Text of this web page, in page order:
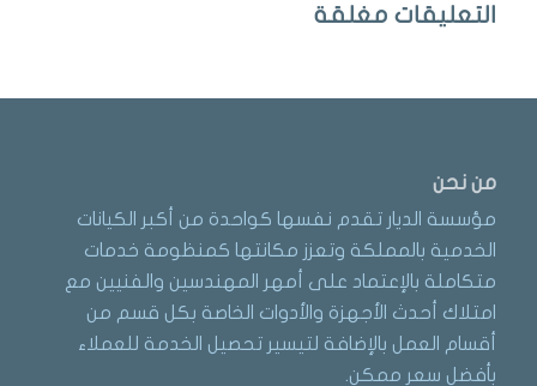
التعليقات مغلقة
من نحن
مؤسسة الديار تقدم نفسها كواحدة من أكبر الكيانات
الخدمية بالمملكة وتعزز مكانتها كمنظومة خدمات
متكاملة بالإعتماد على أمهر المهندسين والفنيين مع
امتلاك أحدث الأجهزة والأدوات الخاصة بكل قسم من
أقسام العمل بالإضافة لتيسير تحصيل الخدمة للعملاء
بأفضل سعر ممكن.